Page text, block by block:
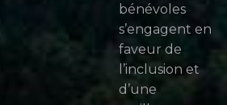
bénévoles
s’engagent en
faveur de
l’inclusion et
d’une